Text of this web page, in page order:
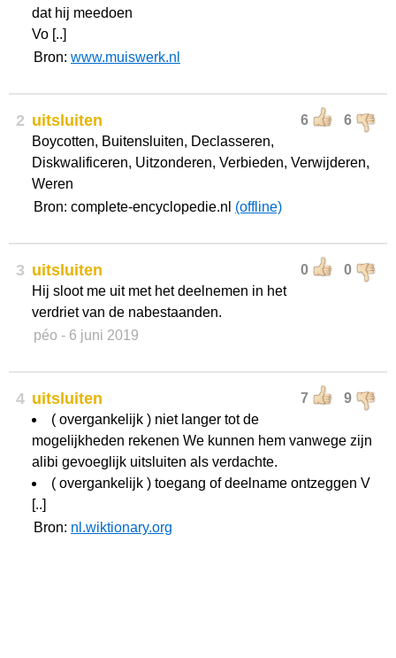
dat hij meedoen
Vo [..]
Bron: www.muiswerk.nl
2 6 6
uitsluiten
Boycotten, Buitensluiten, Declasseren,
Diskwalificeren, Uitzonderen, Verbieden, Verwijderen,
Weren
Bron: complete-encyclopedie.nl (offline)
3 0 0
uitsluiten
Hij sloot me uit met het deelnemen in het
verdriet van de nabestaanden.
péo - 6 juni 2019
4 7 9
uitsluiten
( overgankelijk ) niet langer tot de
mogelijkheden rekenen We kunnen hem vanwege zijn
alibi gevoeglijk uitsluiten als verdachte.
( overgankelijk ) toegang of deelname ontzeggen V
[..]
Bron: nl.wiktionary.org